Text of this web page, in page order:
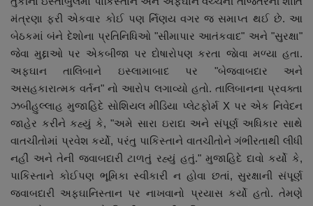
Support US
બજારના સમાચાર
નાણાંકીય સમાચાર
સ્થાનિક સમાચાર
સ્પોર્ટ્સ
મંત્રણા ફરી એકવાર કોઈ પણ ર્નિણય વગર જ સમાપ્ત થઈ છે. આ
બેઠકમાં બંને દેશોના પ્રતિનિધિઓ "સીમાપાર આતંકવાદ" અને "સુરક્ષા"
જેવા મુદ્દાઓ પર એકબીજા પર દોષારોપણ કરતા જાેવા મળ્યા હતા.
અફઘાન તાલિબાને ઇસ્લામાબાદ પર "બેજવાબદાર અને
અસહકારાત્મક વર્તન" નો આરોપ લગાવ્યો હતો. તાલિબાનના પ્રવક્તા
ઝબીહુલ્લાહ મુજાહિદે સોશિયલ મીડિયા પ્લેટફોર્મ X પર એક નિવેદન
જાહેર કરીને કહ્યું કે, "અમે સારા ઇરાદા અને સંપૂર્ણ અધિકાર સાથે
વાતચીતોમાં પ્રવેશ કર્યો, પરંતુ પાકિસ્તાને વાતચીતોને ગંભીરતાથી લીધી
નહીં અને તેની જવાબદારી ટાળતું રહ્યું હતું." મુજાહિદે દાવો કર્યો કે,
પાકિસ્તાને કોઈપણ ભૂમિકા સ્વીકારી ન હોવા છતાં, સુરક્ષાની સંપૂર્ણ
જવાબદારી અફઘાનિસ્તાન પર નાખવાનો પ્રયાસ કર્યો હતો. તેમણે